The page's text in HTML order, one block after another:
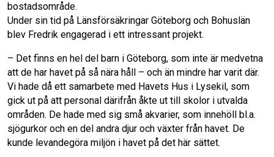
bostadsområde.
Under sin tid på Länsförsäkringar Göteborg och Bohuslän
blev Fredrik engagerad i ett intressant projekt.
– Det finns en hel del barn i Göteborg, som inte är medvetna
att de har havet på så nära håll – och än mindre har varit där.
Vi hade då ett samarbete med Havets Hus i Lysekil, som
gick ut på att personal därifrån åkte ut till skolor i utvalda
områden. De hade med sig små akvarier, som innehöll bl.a.
sjögurkor och en del andra djur och växter från havet. De
kunde levandegöra miljön i havet på det här sättet.